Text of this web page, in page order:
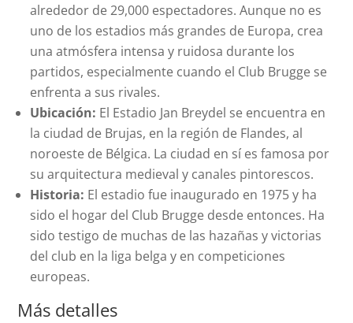
alrededor de 29,000 espectadores. Aunque no es
uno de los estadios más grandes de Europa, crea
una atmósfera intensa y ruidosa durante los
partidos, especialmente cuando el Club Brugge se
enfrenta a sus rivales.
Ubicación: El Estadio Jan Breydel se encuentra en
la ciudad de Brujas, en la región de Flandes, al
noroeste de Bélgica. La ciudad en sí es famosa por
su arquitectura medieval y canales pintorescos.
Historia: El estadio fue inaugurado en 1975 y ha
sido el hogar del Club Brugge desde entonces. Ha
sido testigo de muchas de las hazañas y victorias
del club en la liga belga y en competiciones
europeas.
Más detalles